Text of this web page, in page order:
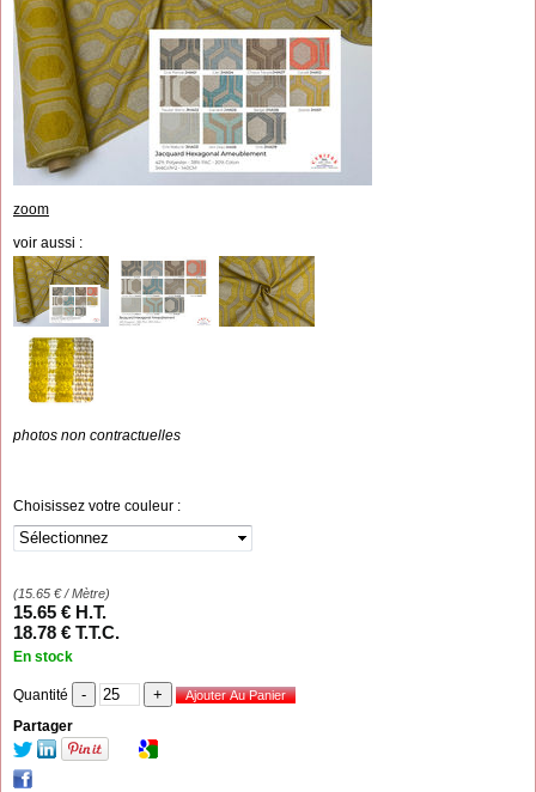
zoom
voir aussi :
photos non contractuelles
Choisissez votre couleur :
(15.65 €/ Mètre)
15.65 € H.T.
18.78 € T.T.C.
En stock
Quantité
Partager